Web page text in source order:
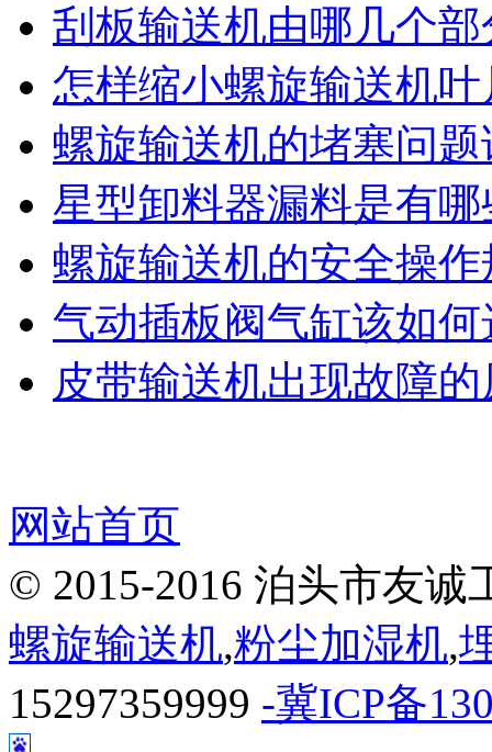
刮板输送机由哪几个
怎样缩小螺旋输送机
螺旋输送机的堵塞问
星型卸料器漏料是有
螺旋输送机的安全操
气动插板阀气缸该如何
皮带输送机出现故障
网站首页
© 2015-2016 泊头市友
螺旋输送机,粉尘加湿机,
15297359999 -冀ICP备